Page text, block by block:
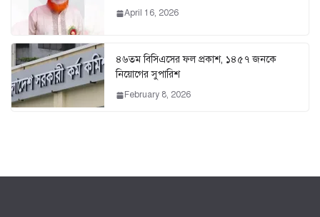
April 16, 2026
৪৬তম বিসিএসের ফল প্রকাশ, ১৪৫৭ জনকে
নিয়োগের সুপারিশ
February 8, 2026